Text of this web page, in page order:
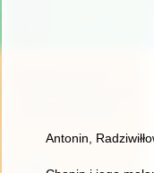
Antonin,